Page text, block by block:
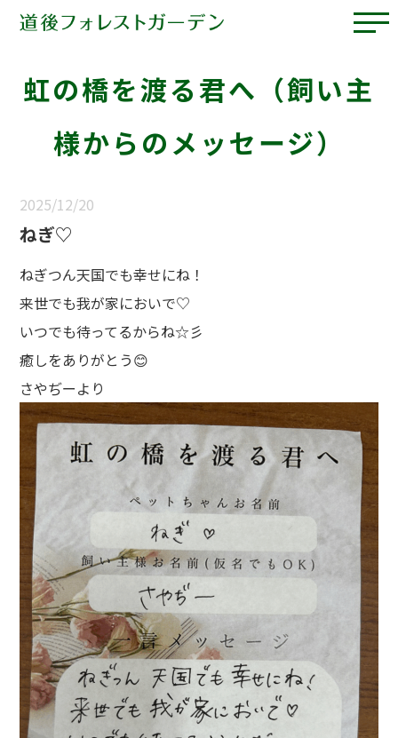
虹の橋を渡る君へ（飼い主
様からのメッセージ）
2025/12/20
ねぎ♡
ねぎつん天国でも幸せにね！
来世でも我が家においで♡
いつでも待ってるからね☆彡
癒しをありがとう😊
さやぢーより